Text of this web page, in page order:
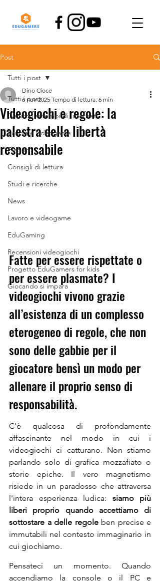
Post
Tutti i post
Genitori ai tempi di Internet
Scuola e videogame
E-sport
Consigli di lettura
Studi e ricerche
News
Lavoro e videogame
EduGaming
Recensioni videogiochi
Progetto EduGamers for kids
Giocando si impara
Tutti i post
Videogiochi e regole: la
palestra della libertà
responsabile
Dino Cioce
6 nov 2025 Tempo di lettura: 6 min
Fatte per essere rispettate o
per essere plasmate? I
videogiochi vivono grazie
all’esistenza di un complesso
eterogeneo di regole, che non
sono delle gabbie per il
giocatore bensì un modo per
allenare il proprio senso di
responsabilità.
C'è qualcosa di profondamente
affascinante nel modo in cui i
videogiochi ci catturano. Non stiamo
parlando solo di grafica mozzafiato o
storie epiche. Il vero magnetismo
risiede in un paradosso che attraversa
l'intera esperienza ludica: siamo più
liberi proprio quando accettiamo di
sottostare a delle regole ben precise e
immutabili nel contesto immaginario in
cui giochiamo.
Pensateci un momento. Quando
accendiamo la console o il PC e